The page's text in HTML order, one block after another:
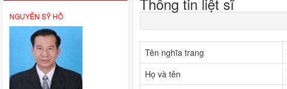
Tên nghĩa trang
Họ và tên
NGUYỄN SỸ HỒ